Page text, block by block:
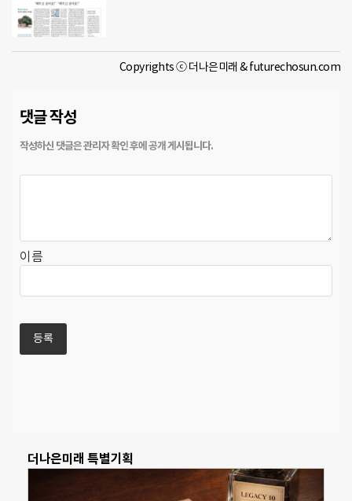
Copyrights ⓒ 더나은미래 & futurechosun.com
댓글 작성
이름
더나은미래 특별기획